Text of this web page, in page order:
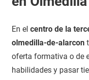
En el centro de la
olmedilla-de-alarcon
oferta formativa o de
habilidades y pasar